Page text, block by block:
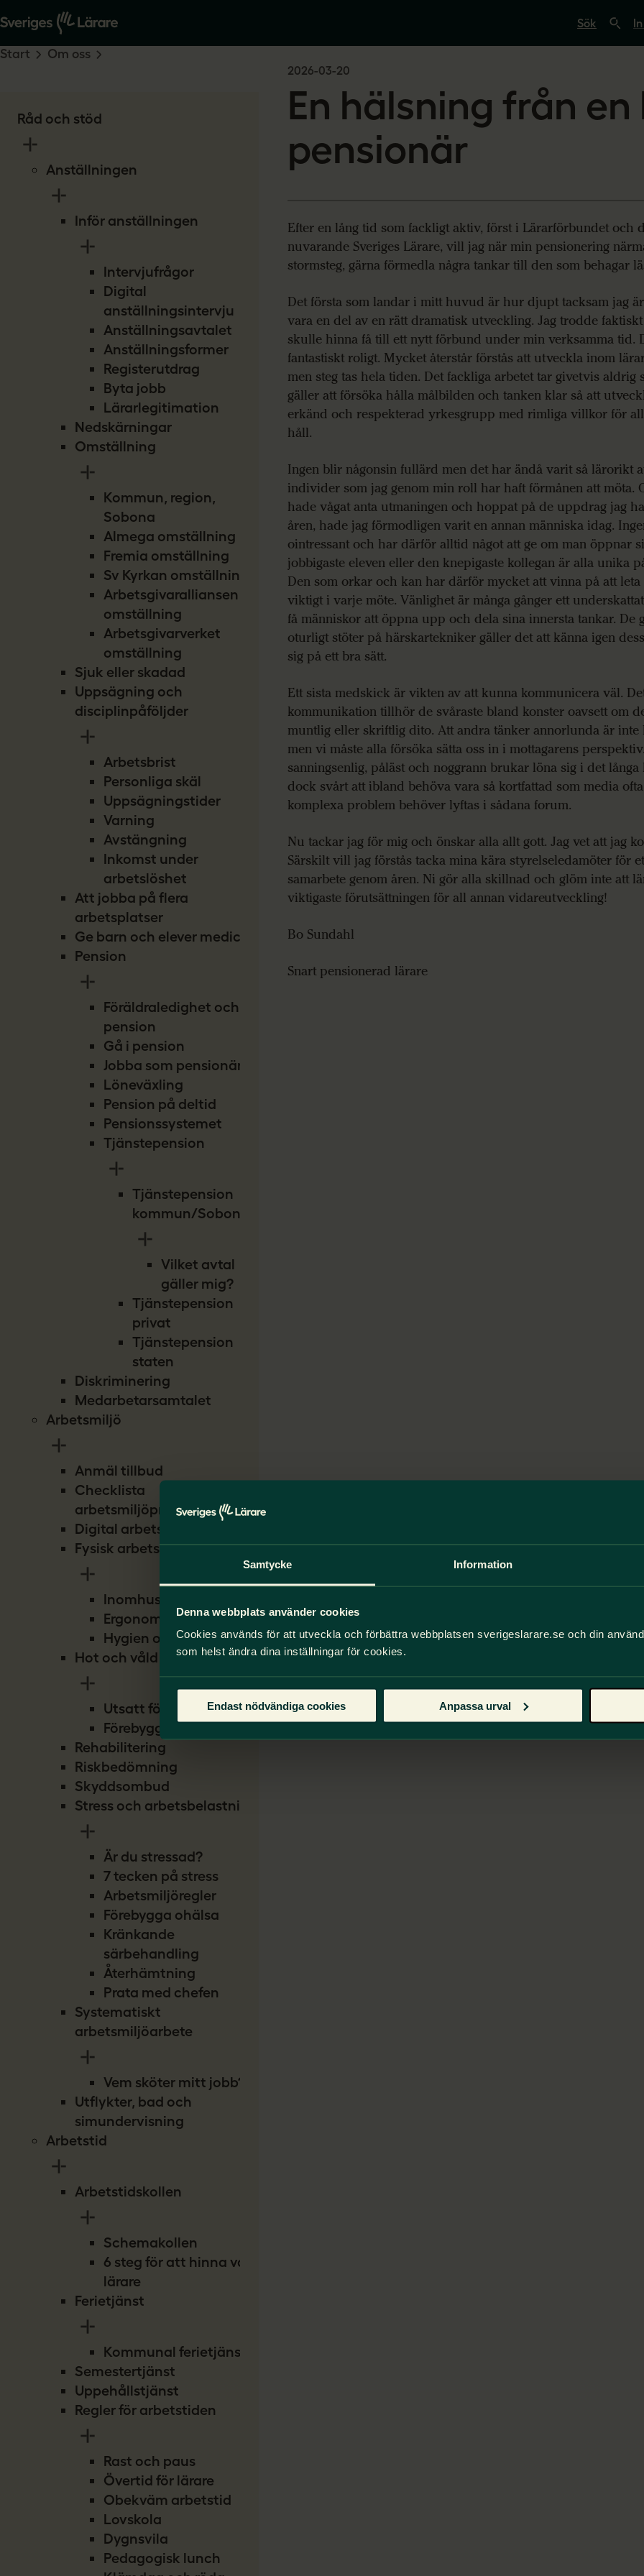
Samtycke Information
Denna webbplats använder cookies
Cookies används för att utveckla och förbättra webbplatsen sverigeslarare.se och din
som helst ändra dina inställningar för cookies.
Endast nödvändiga cookies Anpassa urval
ö
p
r
i
e
.
s
e
Råd och stöd
Anställningen
Inför anställningen
Intervjufrågor
Digital
anställningsintervju
Anställningsavtalet
Anställningsformer
Registerutdrag
Byta jobb
Lärarlegitimation
Nedskärningar
Omställning
Kommun, region,
Sobona
Almega omställning
Fremia omställning
Sv Kyrkan omställning
Arbetsgivaralliansen
omställning
Arbetsgivarverket
omställning
Sjuk eller skadad
Uppsägning och
disciplinpåföljder
Arbetsbrist
Personliga skäl
Uppsägningstider
Varning
Avstängning
Inkomst under
arbetslöshet
Att jobba på flera
arbetsplatser
Ge barn och elever medicin
Pension
Föräldraledighet och
pension
Gå i pension
Jobba som pensionär
Löneväxling
Pension på deltid
Pensionssystemet
Tjänstepension
Tjänstepension
kommun/Sobona
Vilket avtal
gäller mig?
Tjänstepension
privat
Tjänstepension
staten
Diskriminering
Medarbetarsamtalet
Arbetsmiljö
Anmäl tillbud
Checklista
arbetsmiljöproblem
Digital arbetsmiljö
Fysisk arbetsmiljö
Inomhusmiljö
Ergonomi
Hygien och smitta
Hot och våld
Utsatt för hot
Förebygg hot
Rehabilitering
Riskbedömning
Skyddsombud
Stress och arbetsbelastning
Är du stressad?
7 tecken på stress
Arbetsmiljöregler
Förebygga ohälsa
Kränkande
särbehandling
Återhämtning
Prata med chefen
Systematiskt
arbetsmiljöarbete
Vem sköter mitt jobb?
Utflykter, bad och
simundervisning
Arbetstid
Arbetstidskollen
Schemakollen
6 steg för att hinna vara
lärare
Ferietjänst
Kommunal ferietjänst
Semestertjänst
Uppehållstjänst
Regler för arbetstiden
Rast och paus
Övertid för lärare
Obekväm arbetstid
Lovskola
Dygnsvila
Pedagogisk lunch
Start Om oss
2026-03-20
En hälsning från
pensionär
Efter en lång tid som fackligt aktiv, först i Lärarförbundet och
nuvarande Sveriges Lärare, vill jag när min pensionering
stormsteg, gärna förmedla några tankar till den som behagar
Det första som landar i mitt huvud är hur djupt tacksam jag
vara en del av en rätt dramatisk utveckling. Jag trodde
skulle hinna få till ett nytt förbund under min verksamma tid.
fantastiskt roligt. Mycket återstår förstås att utveckla inom
men steg tas hela tiden. Det fackliga arbetet tar givetvis aldrig
gäller att försöka hålla målbilden och tanken klar så att
erkänd och respekterad yrkesgrupp med rimliga villkor för
håll.
Ingen blir någonsin fullärd men det har ändå varit så lärorikt
individer som jag genom min roll har haft förmånen att möta.
hade vågat anta utmaningen och hoppat på de uppdrag jag
åren, hade jag förmodligen varit en annan människa idag.
ointressant och har därför alltid något att ge om man öppnar
jobbigaste eleven eller den knepigaste kollegan är alla unika
Den som orkar och kan har därför mycket att vinna på att leta
viktigt i varje möte. Vänlighet är många gånger ett
få människor att öppna upp och dela sina innersta tankar. De
oturligt stöter på härskartekniker gäller det att känna igen
sig på ett bra sätt.
Ett sista medskick är vikten av att kunna kommunicera väl.
kommunikation tillhör de svåraste bland konster oavsett om
muntlig eller skriftlig dito. Att andra tänker annorlunda är inte
men vi måste alla försöka sätta oss in i mottagarens
sanningsenlig, påläst och noggrann brukar löna sig i det
dock svårt att ibland behöva vara så kortfattad som media
komplexa problem behöver lyftas i sådana forum.
Nu tackar jag för mig och önskar alla allt gott. Jag vet att jag
Särskilt vill jag förstås tacka mina kära styrelseledamöter för
samarbete genom åren. Ni gör alla skillnad och glöm inte att
viktigaste förutsättningen för all annan vidareutveckling!
Bo Sundahl
Snart pensionerad lärare